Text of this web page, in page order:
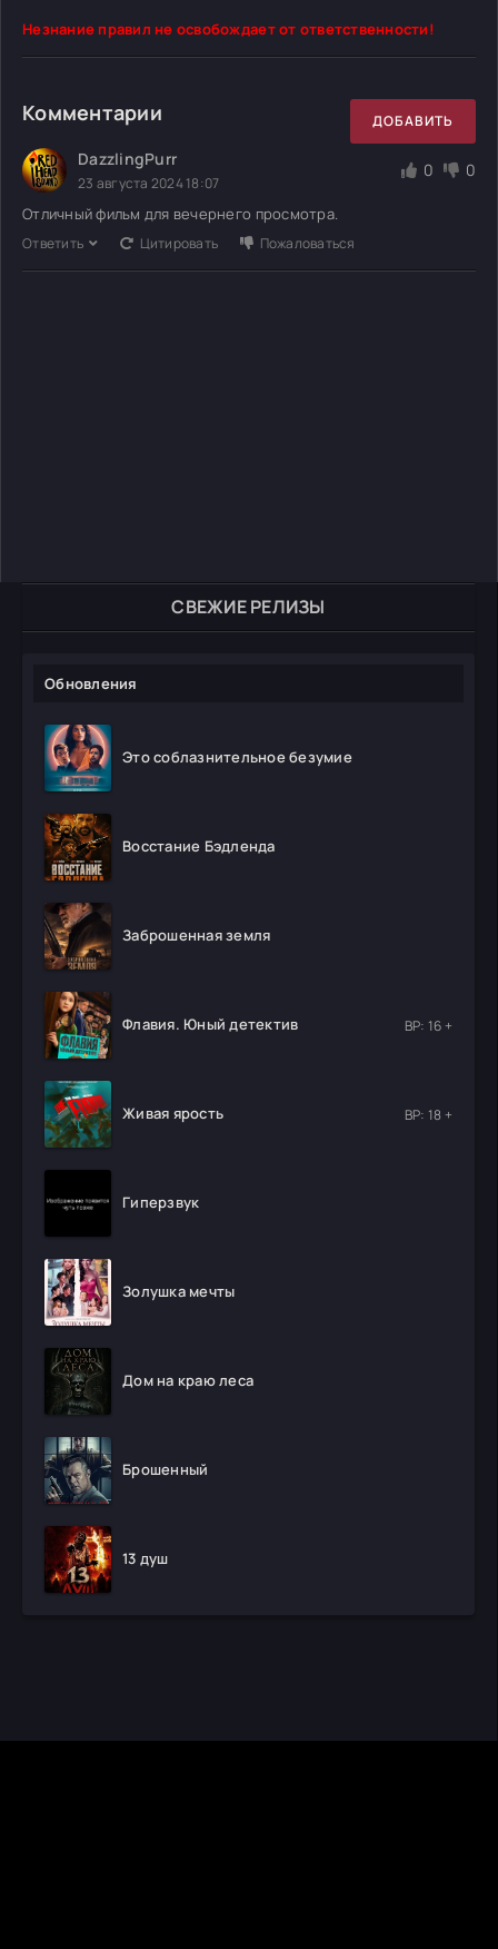
СВЕЖИЕ РЕЛИЗЫ
Обновления
Это соблазнительное безумие
Восстание Бэдленда
Заброшенная земля
Флавия. Юный детектив ВР: 16 +
Живая ярость ВР: 18 +
Гиперзвук
Золушка мечты
Дом на краю леса
Брошенный
13 душ
Незнание правил не освобождает от ответственности!
Комментарии ДОБАВИТЬ
DazzlingPurr
23 августа 2024 18:07
0 0
Отличный фильм для вечернего просмотра.
Ответить Цитировать Пожаловаться